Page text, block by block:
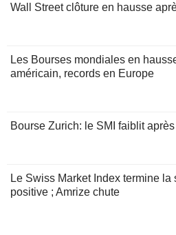
Wall Street clôture en hausse
Les Bourses mondiales en
américain, records en Europe
Bourse Zurich: le SMI faiblit
Le Swiss Market Index termine
positive ; Amrize chute